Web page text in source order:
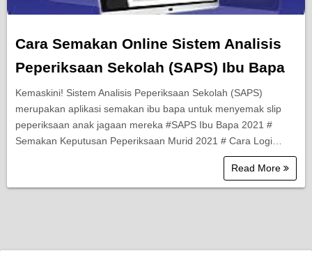
Cara Semakan Online Sistem Analisis
Peperiksaan Sekolah (SAPS) Ibu Bapa
Kemaskini! Sistem Analisis Peperiksaan Sekolah (SAPS)
merupakan aplikasi semakan ibu bapa untuk menyemak slip
peperiksaan anak jagaan mereka #SAPS Ibu Bapa 2021 #
Semakan Keputusan Peperiksaan Murid 2021 # Cara Logi…
Read More